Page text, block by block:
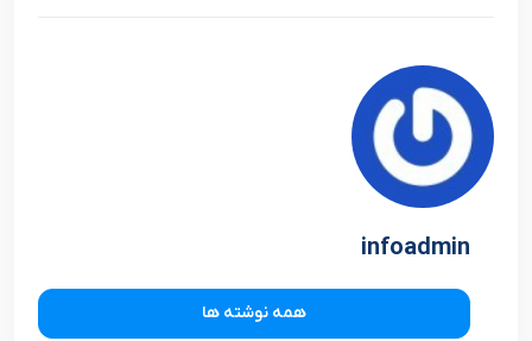
infoadmin
همه نوشته ها